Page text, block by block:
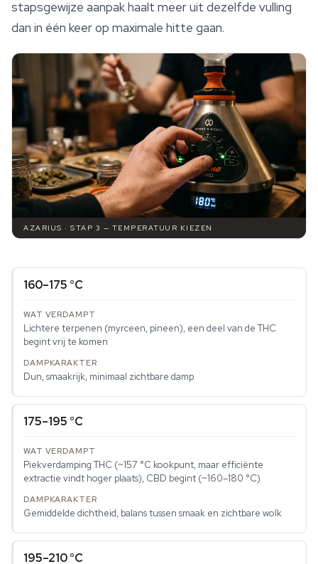
stapsgewijze aanpak haalt meer uit dezelfde vulling
dan in één keer op maximale hitte gaan.
AZARIUS · STAP 3 — TEMPERATUUR KIEZEN
160–175 °C
Lichtere terpenen (myrceen, pineen), een deel van de THC
begint vrij te komen
Dun, smaakrijk, minimaal zichtbare damp
175–195 °C
Piekverdamping THC (~157 °C kookpunt, maar efficiënte
extractie vindt hoger plaats), CBD begint (~160–180 °C)
Gemiddelde dichtheid, balans tussen smaak en zichtbare wolk
195–210 °C